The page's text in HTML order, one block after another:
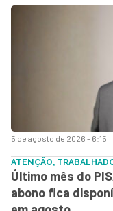
5 de agosto de 2026 - 6:15
ATENÇÃO,
Último mês do
abono fica